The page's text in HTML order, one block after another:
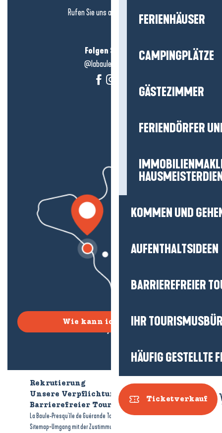
FERIENHÄUSER
CAMPINGPLÄTZE
GÄSTEZIMMER
FERIENDÖRFER
KOMMEN UND
AUFENTHALTSIDEEN
BARRIEREFREIER
IHR
HÄUFIG GESTELLTE
Ticketverkauf
Rufen Sie uns an in
hier klicken
Folgen Sie uns!
@labauleguérande
Wie kann ich kommen?
Rekrutierung
Wer sind wir?
Unsere Verpflichtungen
Barrierefreier Tourismus
La Baule-Presqu'île de Guérande Tourismus-Rechtliche Hinweise-
Sitemap-Umgang mit der Zustimmung